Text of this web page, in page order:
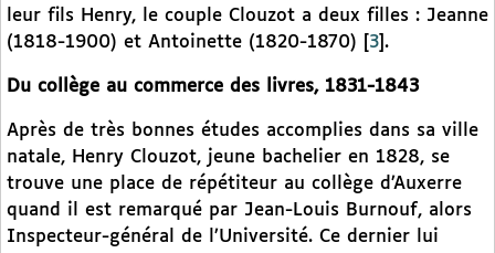
leur fils Henry, le couple Clouzot a deux filles : Jeanne
(1818-1900) et Antoinette (1820-1870)
3 .
Du collège au commerce des livres, 1831-1843
Après de très bonnes études accomplies dans sa ville
natale, Henry Clouzot, jeune bachelier en 1828, se
trouve une place de répétiteur au collège d’Auxerre
quand il est remarqué par Jean-Louis Burnouf, alors
Inspecteur-général de l’Université. Ce dernier lui